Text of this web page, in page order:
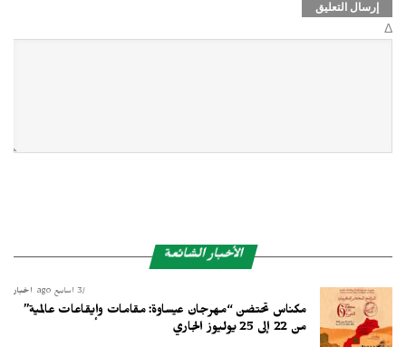
Δ
الأخبار الشائعة
أخبار 3 أسابيع ago
مكناس تحتضن “مهرجان عيساوة: مقامات وإيقاعات عالمية”
من 22 إلى 25 يوليوز الجاري